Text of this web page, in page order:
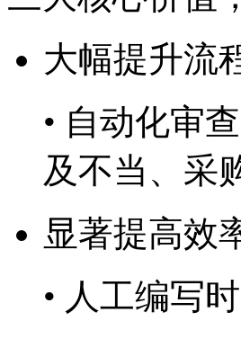
大幅提升流
• 自动化审查
及不当、
显著提高效率
• 人工编写